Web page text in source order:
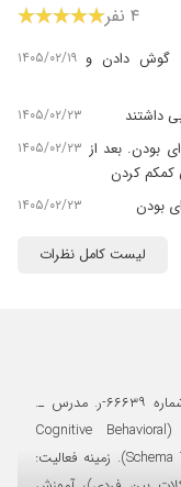
۴ نفر
گوش دادن و ۱۴۰۵/۰۲/۱۹
داشتند ۱۴۰۵/۰۲/۲۳
بودن. بعد از
کمکم کردن
۱۴۰۵/۰۲/۲۳
بودن ۱۴۰۵/۰۲/۲۳
لیست کامل نظرات
عضو سازمان نظام روان شناسی و مشاوره به شماره ۶۶۶۳۹-ر. مدرس ـ.
رویکرد درمانی: درمان های شناختی-رفتاری (Cognitive Behavioral
Therapies - CBT) و طرحواره درمانی (Schema Therapy). زمینه فعالیت: